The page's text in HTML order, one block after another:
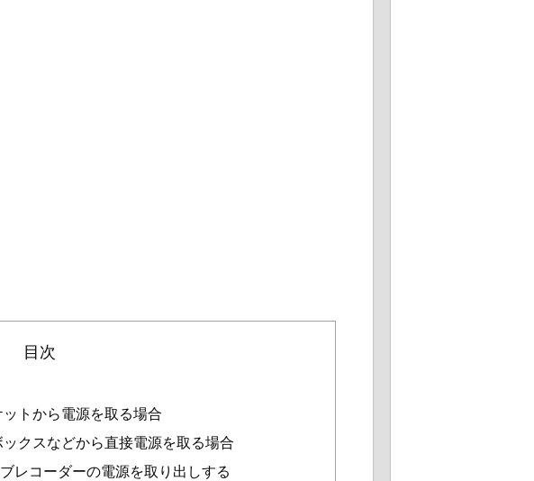
目次
トから電源を取る場合
クスなどから直接電源を取る場合
レコーダーの電源を取り出しする